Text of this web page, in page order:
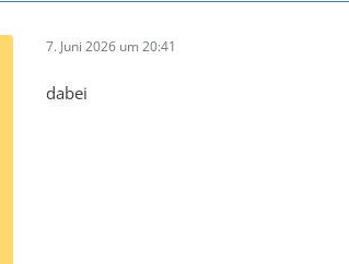
7. Juni 2026 um 20:41
dabei